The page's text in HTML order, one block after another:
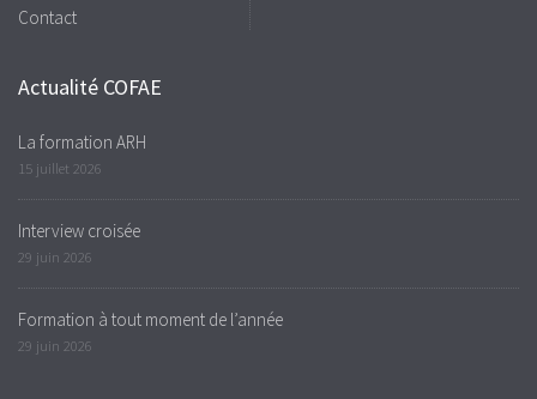
Contact
Actualité COFAE
La formation ARH
15 juillet 2026
Interview croisée
29 juin 2026
Formation à tout moment de l’année
29 juin 2026